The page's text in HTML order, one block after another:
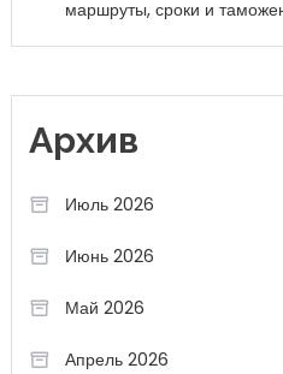
маршруты, сроки и
Архив
Июль 2026
Июнь 2026
Май 2026
Апрель 2026